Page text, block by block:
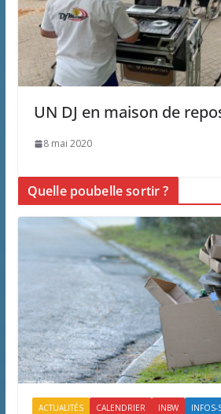
UN DJ en maison de
8 mai 2020
Quelle poubelle sortir ?
ACTUALITÉS CALENDRIER INBW INFOS-